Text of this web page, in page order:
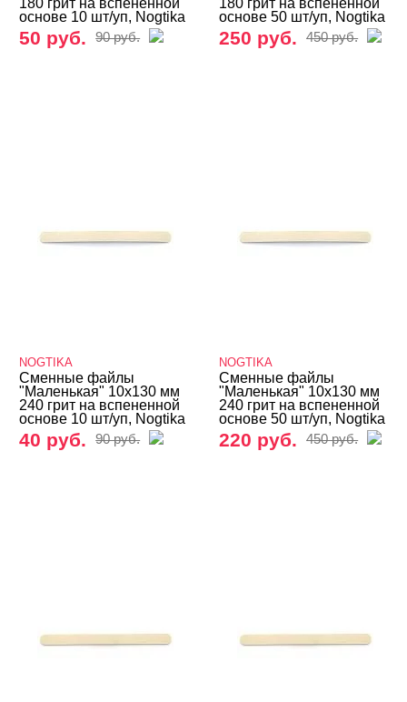
180 грит на вспененной
основе 10 шт/уп, Nogtika
50 руб. 90 руб.
180 грит на вспененной
основе 50 шт/уп, Nogtika
250 руб. 450 руб.
NOGTIKA
Сменные файлы
"Маленькая" 10х130 мм
240 грит на вспененной
основе 10 шт/уп, Nogtika
40 руб. 90 руб.
NOGTIKA
Сменные файлы
"Маленькая" 10х130 мм
240 грит на вспененной
основе 50 шт/уп, Nogtika
220 руб. 450 руб.